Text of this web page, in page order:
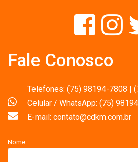
Fale Conosco
Telefones: (75) 98194-7808 |
Celular / WhatsApp: (75)
E-mail: contato@cdkm.com.br
Nome